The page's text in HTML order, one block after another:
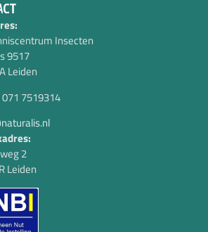
Insecten
9517
Leiden
071 7519314
2
Leiden